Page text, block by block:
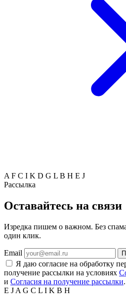
A F C I K D G L B H E J
Рассылка
Оставайтесь на связи
Изредка пишем о важном. Без
один клик.
Email
Я даю согласие на обработку
получение рассылки на условиях
и Согласия на получение рассылки.
E J A G C L I K B H